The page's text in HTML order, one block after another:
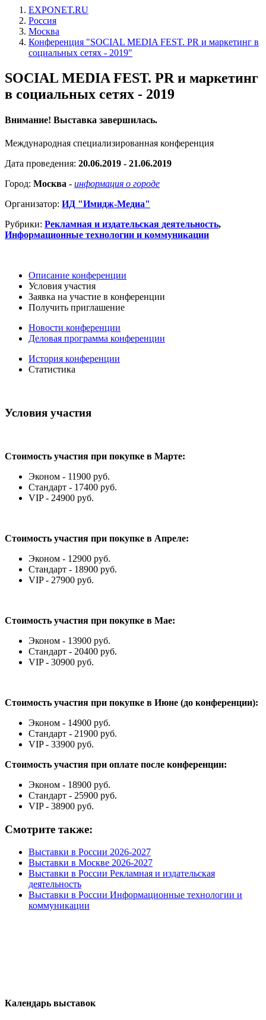
EXPONET.RU
Россия
Москва
Конференция "SOCIAL MEDIA FEST. PR и маркетинг в
социальных сетях - 2019"
SOCIAL MEDIA FEST. PR и маркетинг
в социальных сетях - 2019
Внимание! Выставка завершилась.
Международная специализированная конференция
Дата проведения: 20.06.2019 - 21.06.2019
Город: Москва - информация о городе
Организатор: ИД "Имидж-Медиа"
Рубрики: Рекламная и издательская деятельность,
Информационные технологии и коммуникации
Описание конференции
Условия участия
Заявка на участие в конференции
Получить приглашение
Новости конференции
Деловая программа конференции
История конференции
Статистика
Условия участия
Стоимость участия при покупке в Марте:
Эконом - 11900 руб.
Стандарт - 17400 руб.
VIP - 24900 руб.
Стоимость участия при покупке в Апреле:
Эконом - 12900 руб.
Стандарт - 18900 руб.
VIP - 27900 руб.
Стоимость участия при покупке в Мае:
Эконом - 13900 руб.
Стандарт - 20400 руб.
VIP - 30900 руб.
Стоимость участия при покупке в Июне (до конференции):
Эконом - 14900 руб.
Стандарт - 21900 руб.
VIP - 33900 руб.
Стоимость участия при оплате после конференции:
Эконом - 18900 руб.
Стандарт - 25900 руб.
VIP - 38900 руб.
Смотрите также:
Выставки в России 2026-2027
Выставки в Москве 2026-2027
Выставки в России Рекламная и издательская
деятельность
Выставки в России Информационные технологии и
коммуникации
Календарь выставок